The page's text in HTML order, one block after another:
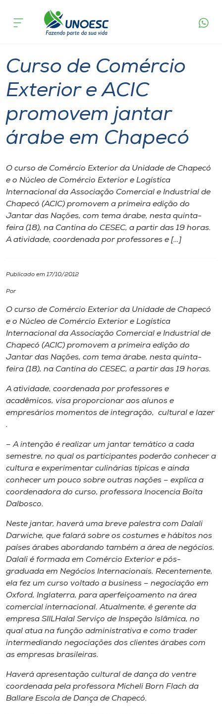
Cursos
Pesquisa
Atendimento ao Estudante
Portal de Ensino
A
Internacionalização
I.nova
Diplomados
CPA
Biblioteca
Editora
Rádio
Museu
Unoesc
Store
Selecione
o idioma
acontece
Curso de Comércio
Exterior e ACIC
promovem jantar
árabe em Chapecó
O curso de Comércio Exterior da Unidade de Chapecó
e o Núcleo de Comércio Exterior e Logística
Internacional da Associação Comercial e Industrial de
Chapecó (ACIC) promovem a primeira edição do
Jantar das Nações, com tema árabe, nesta quinta-
feira (18), na Cantina do CESEC, a partir das 19 horas.
A atividade, coordenada por professores e […]
Publicado em 17/10/2012
Por
O curso de Comércio Exterior da Unidade de Chapecó
e o Núcleo de Comércio Exterior e Logística
Internacional da Associação Comercial e Industrial de
Chapecó (ACIC) promovem a primeira edição do
Jantar das Nações, com tema árabe, nesta quinta-
feira (18), na Cantina do CESEC, a partir das 19 horas.
A atividade, coordenada por professores e
acadêmicos, visa proporcionar aos alunos e
empresários momentos de integração, cultural e lazer
.
– A intenção é realizar um jantar temático a cada
semestre, no qual os participantes poderão conhecer a
cultura e experimentar culinárias típicas e ainda
conhecer um pouco sobre outras nações – explica a
coordenadora do curso, professora Inocencia Boita
Dalbosco.
Neste jantar, haverá uma breve palestra com Dalali
Darwiche, que falará sobre os costumes e hábitos nos
países árabes abordando também a área de negócios.
Dalali é formada em Comércio Exterior e pós-
graduada em Negócios Internacionais. Recentemente,
ela fez um curso voltado a business – negociação em
Oxford, Inglaterra, para aperfeiçoamento na área
comercial internacional. Atualmente, é gerente da
empresa SIILHalal Serviço de Inspeção Islâmica, no
qual atua na função administrativa e como trader
intermediando negociações dos clientes árabes com
as empresas brasileiras.
Haverá apresentação cultural de dança do ventre
coordenada pela professora Micheli Born Flach da
Ballare Escola de Dança de Chapecó.